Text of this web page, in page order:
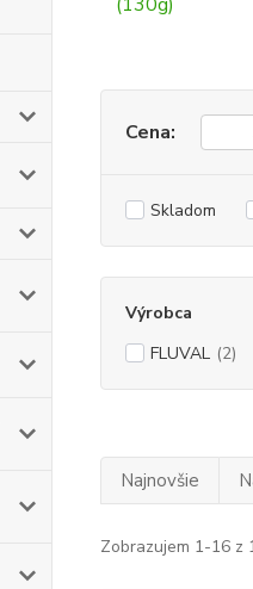
Cena:
Skladom
Výrobca
FLUVAL (2)
Najnovšie
Zobrazujem 1-16 z